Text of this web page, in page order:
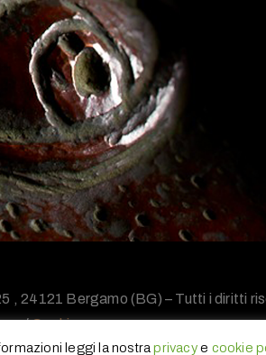
, 24121 Bergamo (BG) – Tutti i diritti
/Cookie
leggi la nostraprivacye cookie